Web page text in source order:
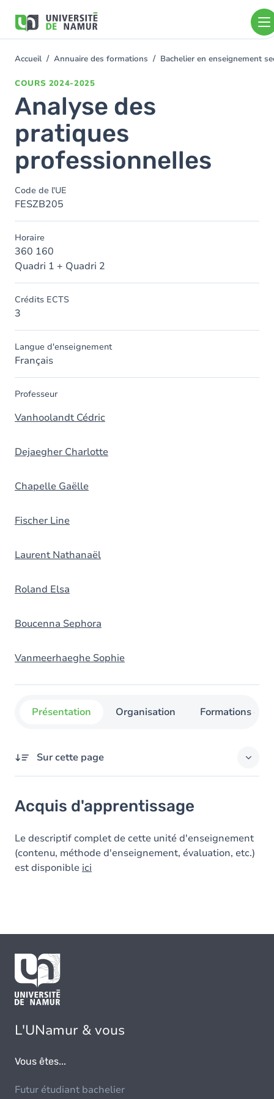
contenu
You
Accueil Annuaire des formations Bachelier en enseignement
COURS 2024-2025
Analyse des
pratiques
professionnelles
Code de l'UE
FESZB205
Horaire
360 160
Quadri 1 + Quadri 2
Crédits ECTS
3
Langue d'enseignement
Français
Professeur
Vanhoolandt Cédric
Dejaegher Charlotte
Chapelle Gaëlle
Fischer Line
Laurent Nathanaël
Roland Elsa
Boucenna Sephora
Vanmeerhaeghe Sophie
Présentation Organisation Formations
Sur cette page
Acquis d'apprentissage
Le descriptif complet de cette unité d'enseignement
(contenu, méthode d'enseignement, évaluation, etc.)
est disponible ici
L'UNamur & vous
Vous êtes...
Futur étudiant bachelier